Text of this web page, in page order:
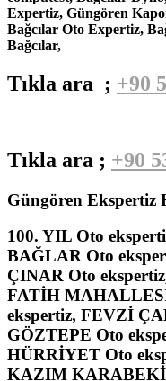
Expertiz, Güngören
Bağcılar Oto Expertiz,
Bağcılar,
Tıkla ara ; +90
Tıkla ara ; +90
Güngören Ekspertiz
100. YIL Oto
BAĞLAR Oto
ÇINAR Oto
FATİH
ekspertiz, FEVZİ
GÖZTEPE Oto
HÜRRİYET Oto
KAZIM